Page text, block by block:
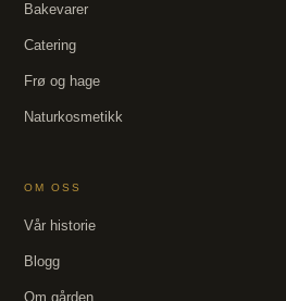
Bakevarer
Catering
Frø og hage
Naturkosmetikk
OM OSS
Vår historie
Blogg
Om gården